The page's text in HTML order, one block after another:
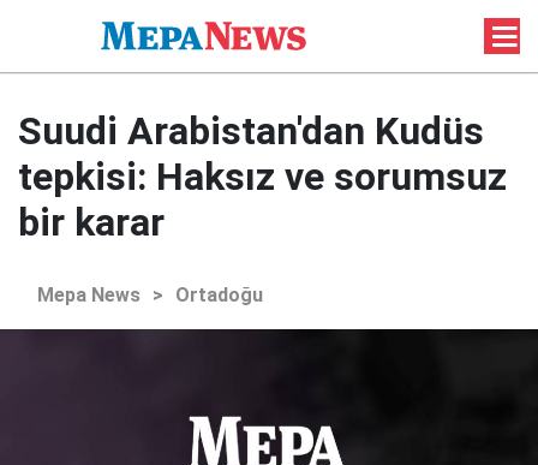
Suudi Arabistan'dan Kudüs
tepkisi: Haksız ve sorumsuz
bir karar
Mepa News > Ortadoğu